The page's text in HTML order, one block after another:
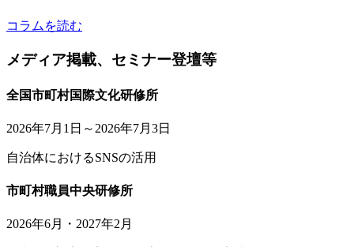
コラムを読む
メディア掲載、セミナー登壇等
全国市町村国際文化研修所
2026年7月1日～2026年7月3日
自治体におけるSNSの活用
市町村職員中央研修所
2026年6月・2027年2月